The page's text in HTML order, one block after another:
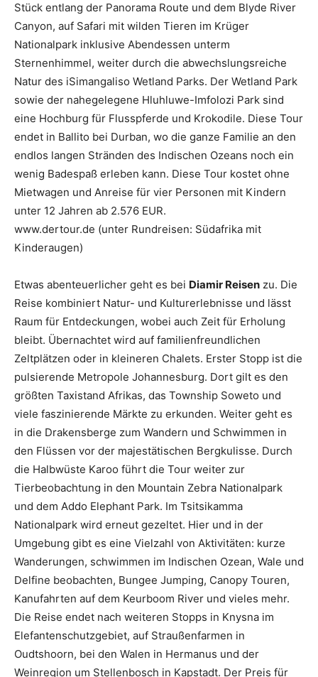
Stück entlang der Panorama Route und dem Blyde River
Canyon, auf Safari mit wilden Tieren im Krüger
Nationalpark inklusive Abendessen unterm
Sternenhimmel, weiter durch die abwechslungsreiche
Natur des iSimangaliso Wetland Parks. Der Wetland Park
sowie der nahegelegene Hluhluwe-Imfolozi Park sind
eine Hochburg für Flusspferde und Krokodile. Diese Tour
endet in Ballito bei Durban, wo die ganze Familie an den
endlos langen Stränden des Indischen Ozeans noch ein
wenig Badespaß erleben kann. Diese Tour kostet ohne
Mietwagen und Anreise für vier Personen mit Kindern
unter 12 Jahren ab 2.576 EUR.
www.dertour.de (unter Rundreisen: Südafrika mit
Kinderaugen)
Etwas abenteuerlicher geht es bei Diamir Reisen zu. Die
Reise kombiniert Natur- und Kulturerlebnisse und lässt
Raum für Entdeckungen, wobei auch Zeit für Erholung
bleibt. Übernachtet wird auf familienfreundlichen
Zeltplätzen oder in kleineren Chalets. Erster Stopp ist die
pulsierende Metropole Johannesburg. Dort gilt es den
größten Taxistand Afrikas, das Township Soweto und
viele faszinierende Märkte zu erkunden. Weiter geht es
in die Drakensberge zum Wandern und Schwimmen in
den Flüssen vor der majestätischen Bergkulisse. Durch
die Halbwüste Karoo führt die Tour weiter zur
Tierbeobachtung in den Mountain Zebra Nationalpark
und dem Addo Elephant Park. Im Tsitsikamma
Nationalpark wird erneut gezeltet. Hier und in der
Umgebung gibt es eine Vielzahl von Aktivitäten: kurze
Wanderungen, schwimmen im Indischen Ozean, Wale und
Delfine beobachten, Bungee Jumping, Canopy Touren,
Kanufahrten auf dem Keurboom River und vieles mehr.
Die Reise endet nach weiteren Stopps in Knysna im
Elefantenschutzgebiet, auf Straußenfarmen in
Oudtshoorn, bei den Walen in Hermanus und der
Weinregion um Stellenbosch in Kapstadt. Der Preis für